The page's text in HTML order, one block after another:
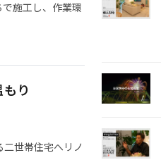
施工し、作業環
り
世帯住宅へリノ